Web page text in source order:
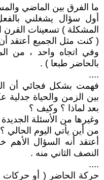
ما الفرق بين الماضي
أول سؤال يشغلني
المشكلة ) تسعينات
( كنت مثل الجميع أعتقد
وفي اتجاه واحد ، من
بالحاضر طبعا ) .
....
فهمت بشكل فجائي أن
بين الزمن والحياة جدلية
بعد لماذا ؟ وكيف ؟
وغيرها من الأسئلة
من أين يأتي اليوم
أعتقد أنه السؤال
النصف الثاني منه .
....
حركة الحاضر ( أو حركات